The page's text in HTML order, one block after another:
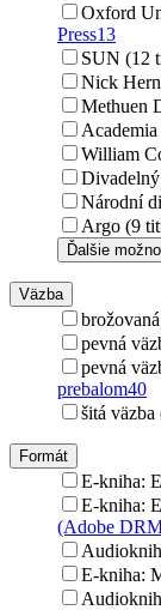
Oxford
Press13
SUN (12
Nick
Methuen
William
Národní
Argo (9
Ďalšie
Väzba
pevná
pevná
prebalom40
šitá
Formát
E-kniha:
E-kniha:
(Adobe
E-kniha: